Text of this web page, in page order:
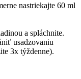
nastriekajte 60 ml
a spláchnite.
usadzovaniu
3x týždenne).